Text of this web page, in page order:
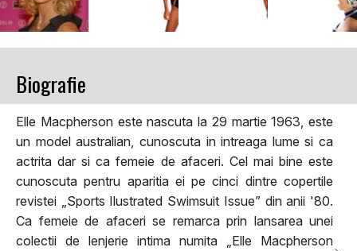
Biografie
Elle Macpherson este nascuta la 29 martie 1963, este
un model australian, cunoscuta in intreaga lume si ca
actrita dar si ca femeie de afaceri. Cel mai bine este
cunoscuta pentru aparitia ei pe cinci dintre copertile
revistei „Sports Ilustrated Swimsuit Issue” din anii '80.
Ca femeie de afaceri se remarca prin lansarea unei
colectii de lenjerie intima numita „Elle Macpherson